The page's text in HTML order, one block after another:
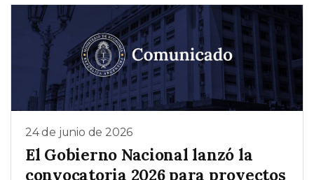
24 de junio de 2026
El Gobierno Nacional lanzó la
convocatoria 2026 para proyectos